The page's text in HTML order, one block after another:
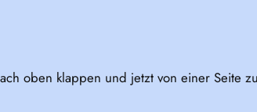
oben klappen und jetzt von einer Seite